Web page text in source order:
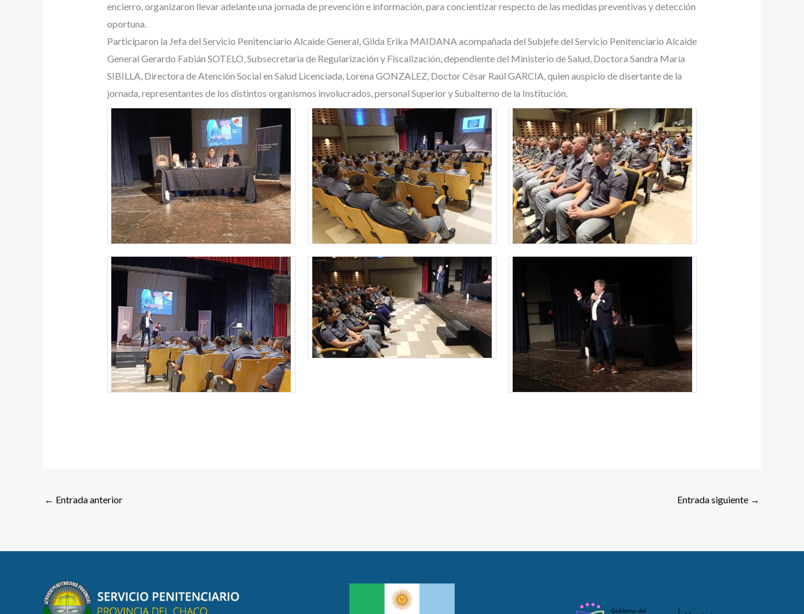
encierro, organizaron llevar adelante una jornada de prevención e información, para concientizar respecto de las medidas preventivas y detección
oportuna.
Participaron la Jefa del Servicio Penitenciario Alcaide General, Gilda Erika MAIDANA acompañada del Subjefe del Servicio Penitenciario Alcaide
General Gerardo Fabián SOTELO, Subsecretaria de Regularización y Fiscalización, dependiente del Ministerio de Salud, Doctora Sandra María
SIBILLA, Directora de Atención Social en Salud Licenciada, Lorena GONZALEZ, Doctor César Raúl GARCIA, quien auspicio de disertante de la
jornada, representantes de los distintos organismos involucrados, personal Superior y Subalterno de la Institución.
← Entrada anterior Entrada siguiente →